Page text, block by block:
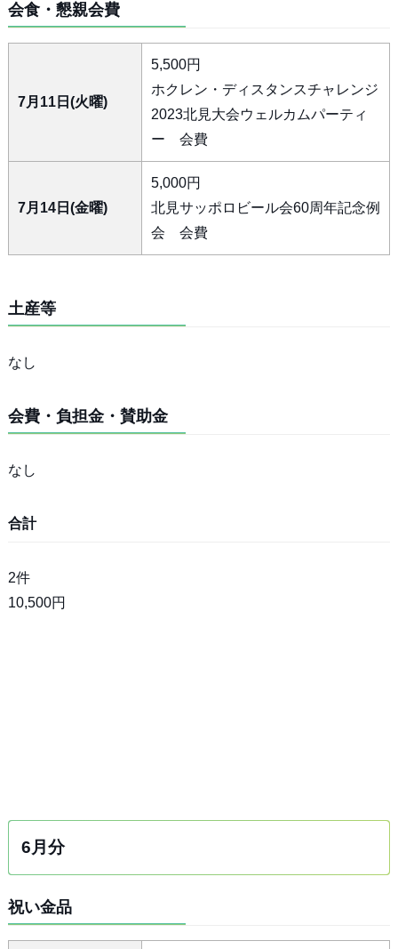
会食・懇親会費
7月11日(火曜)
5,500円
ホクレン・ディスタンスチャレンジ
2023北見大会ウェルカムパーティ
ー 会費
7月14日(金曜)
5,000円
北見サッポロビール会60周年記念例
会 会費
土産等
なし
会費・負担金・賛助金
なし
合計
2件
10,500円
6月分
祝い金品